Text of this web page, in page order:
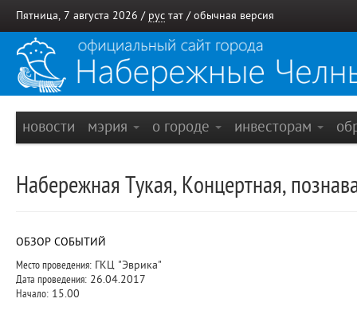
Пятница, 7 августа 2026 / рус тат / обычная версия
новости мэрия о городе инвесторам
Набережная Тукая, Концертная,
ОБЗОР СОБЫТИЙ
Место проведения: ГКЦ "Эврика"
Дата проведения: 26.04.2017
Начало: 15.00